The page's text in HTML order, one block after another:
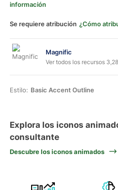
información
Se requiere atribución ¿Cómo
Magnific
Ver todos los recursos
Estilo: Basic Accent Outline
Explora los iconos
consultante
Descubre los iconos animados